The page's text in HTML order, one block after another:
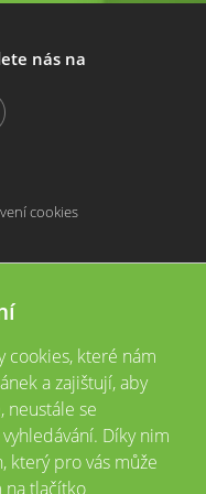
nás na
cookies
práva vyhrazena
Realitní akademie České
cookies, které nám
a zajištují, aby
neustále se
Díky nim
který pro vás může
na tlačítko